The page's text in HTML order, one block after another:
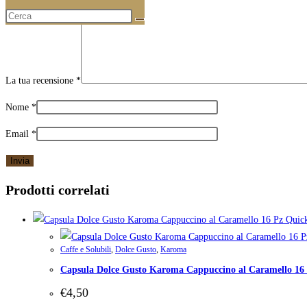
La tua recensione *
Nome *
Email *
Prodotti correlati
Caffe e Solubili Dolce Gusto Karoma
Capsula Dolce Gusto Karoma Cappuccino al Caramello 16
€4,50